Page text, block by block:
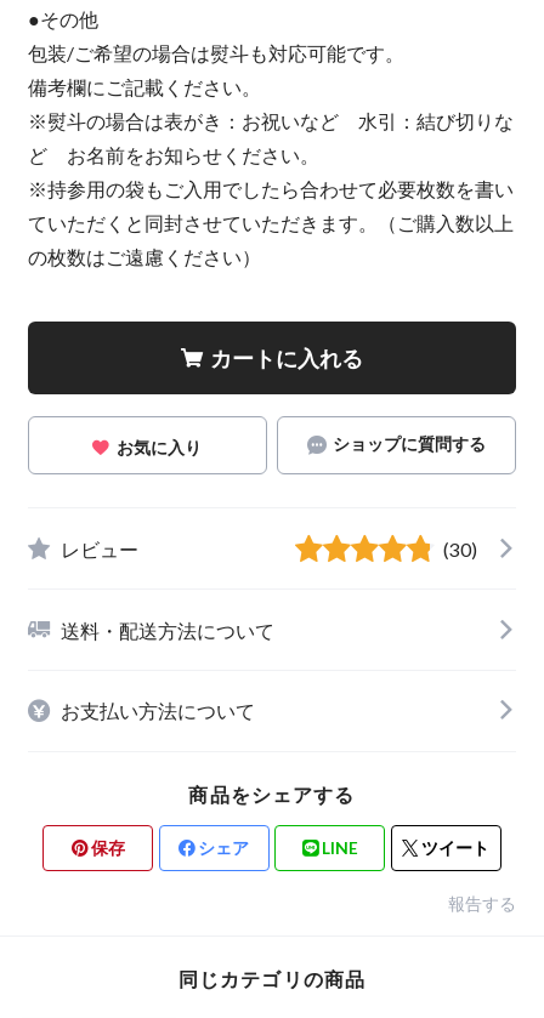
●その他
包装/ご希望の場合は熨斗も対応可能です。
備考欄にご記載ください。
※熨斗の場合は表がき：お祝いなど 水引：結び切りな
ど お名前をお知らせください。
※持参用の袋もご入用でしたら合わせて必要枚数を書い
ていただくと同封させていただきます。（ご購入数以上
の枚数はご遠慮ください）
カートに入れる
お気に入り ショップに質問する
レビュー (30)
送料・配送方法について
お支払い方法について
商品をシェアする
保存 シェア LINE ツイート
報告する
同じカテゴリの商品